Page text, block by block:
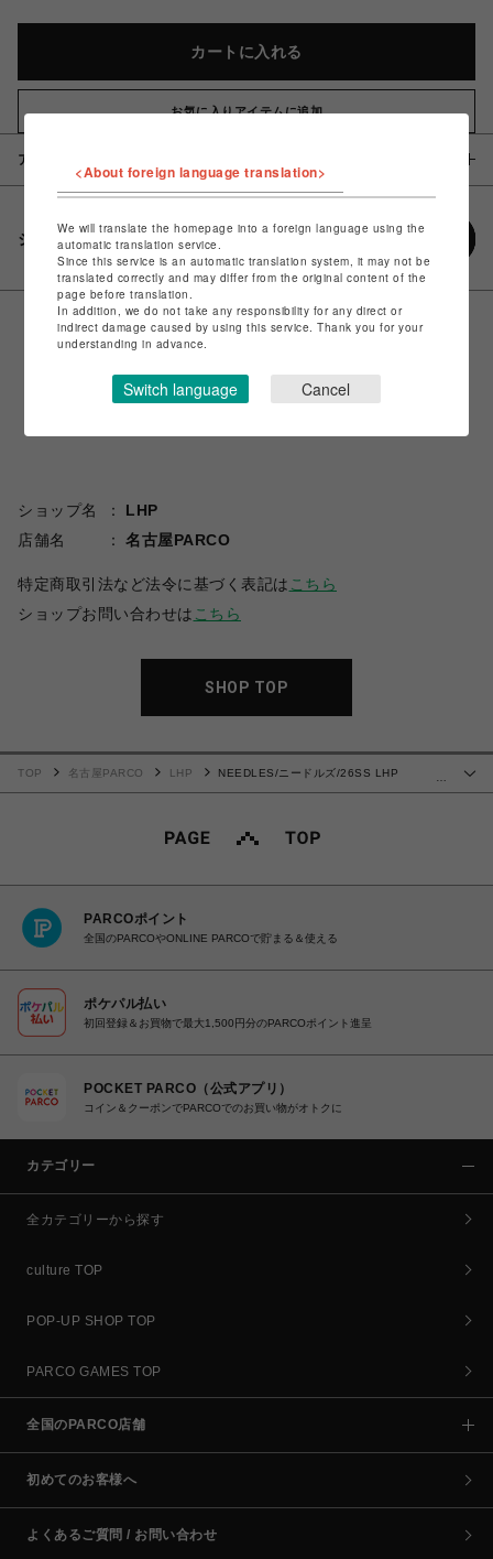
カートに入れる
お気に入りアイテムに追加
アイテム説明 / 素材
シェアする
ショップ名
LHP
店舗名
名古屋PARCO
特定商取引法など法令に基づく表記は こちら
ショップお問い合わせは こちら
SHOP TOP
…
TOP 名古屋PARCO LHP
NEEDLES/ニードルズ/26SS LHP
PARCOポイント
全国のPARCOやONLINE PARCOで貯まる＆使える
ポケパル払い
初回登録＆お買物で最大1,500円分のPARCOポイント進呈
POCKET PARCO（公式アプリ）
コイン＆クーポンでPARCOでのお買い物がオトクに
カテゴリー
全カテゴリーから探す
culture TOP
POP-UP SHOP TOP
PARCO GAMES TOP
全国のPARCO店舗
初めてのお客様へ
よくあるご質問 / お問い合わせ
<About foreign language translation>
We will translate the homepage into a foreign language using the
automatic translation service.
Since this service is an automatic translation system, it may not be
translated correctly and may differ from the original content of the
page before translation.
In addition, we do not take any responsibility for any direct or
indirect damage caused by using this service. Thank you for your
understanding in advance.
Switch language Cancel